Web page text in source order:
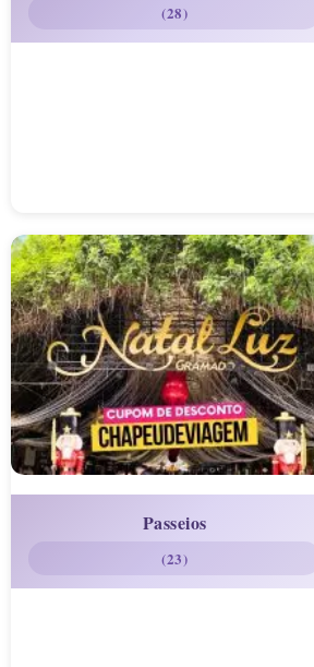
(28)
Passeios
(23)